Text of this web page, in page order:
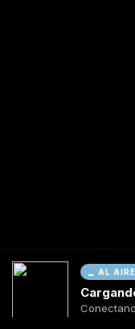
AL AIRE